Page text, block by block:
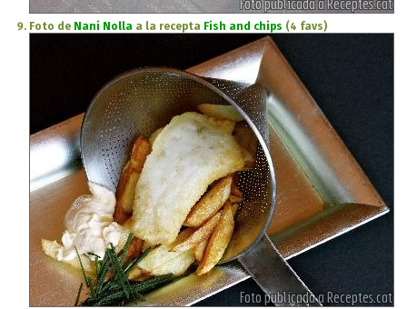
Foto de Nani Nolla a la recepta Fish and chips (4 favs)